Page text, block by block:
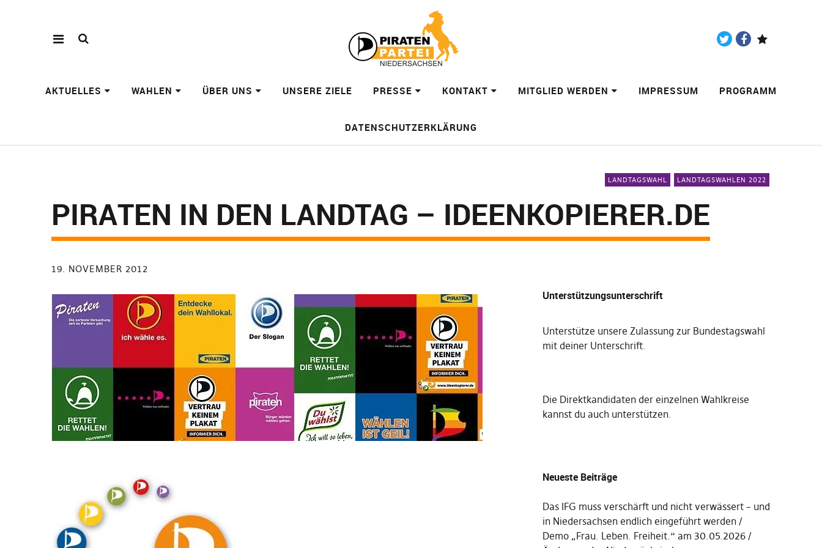
AKTUELLES WAHLEN ÜBER UNS UNSERE ZIELE PRESSE KONTAKT MITGLIED WERDEN IMPRESSUM PROGRAMM
DATENSCHUTZERKLÄRUNG
LANDTAGSWAHL LANDTAGSWAHLEN 2022
PIRATEN IN DEN LANDTAG – IDEENKOPIERER.DE
19. NOVEMBER 2012
Unterstützungsunterschrift
Unterstütze unsere Zulassung zur Bundestagswahl
mit deiner Unterschrift.
Die Direktkandidaten der einzelnen Wahlkreise
kannst du auch unterstützen.
Neueste Beiträge
Das IFG muss verschärft und nicht verwässert – und
in Niedersachsen endlich eingeführt werden
Demo „Frau. Leben. Freiheit.“ am 30.05.2026